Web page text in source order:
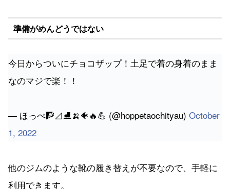
準備がめんどうではない
今日からついにチョコザップ！土足で着の身着のまま
なのマジで楽！！
— ほっぺ🧗⊿⛸🍌🐠🔥💪 (@hoppetaochityau) October
1, 2022
他のジムのような靴の履き替えが不要なので、手軽に
利用できます。